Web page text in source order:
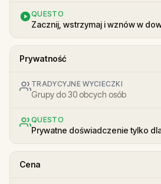
QUESTO
Zacznij, wstrzymaj i wznów w
Prywatność
TRADYCYJNE WYCIECZKI
Grupy do 30 obcych osób
QUESTO
Prywatne doświadczenie tylko
Cena